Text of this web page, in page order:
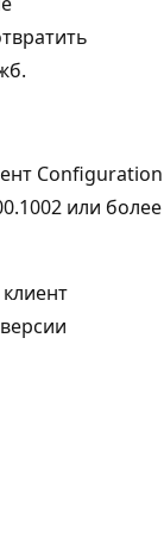
Configuration
или более